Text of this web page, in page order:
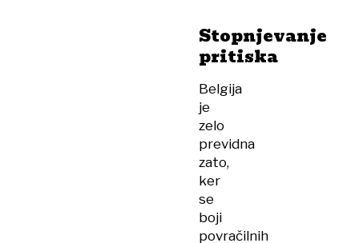
Stopnjevanje
pritiska
Belgija
je
zelo
previdna
zato,
ker
se
boji
povračilnih